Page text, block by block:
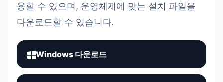
용할 수 있으며, 운영체제에 맞는 설치 파일을
다운로드할 수 있습니다.
Windows 다운로드